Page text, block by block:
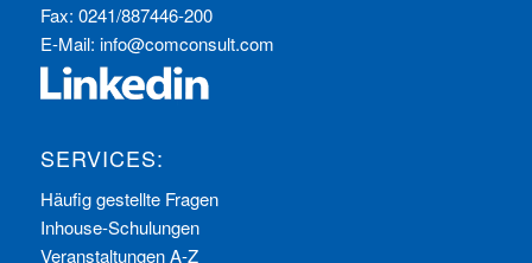
Fax: 0241/887446-200
E-Mail: info@comconsult.com
SERVICES:
Häufig gestellte Fragen
Inhouse-Schulungen
Veranstaltungen A-Z